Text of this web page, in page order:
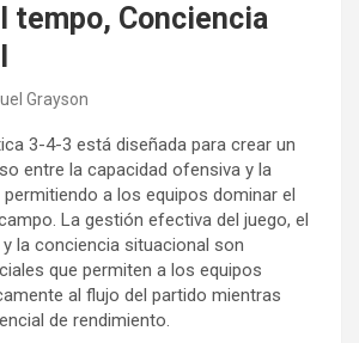
tempo, Conciencia
Grayson
3-4-3 está diseñada para crear un
entre la capacidad ofensiva y la
a los equipos dominar el
La gestión efectiva del juego, el
la conciencia situacional son
que permiten a los equipos
al flujo del partido mientras
de rendimiento.